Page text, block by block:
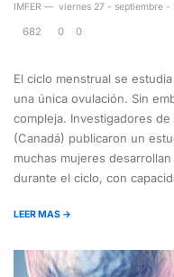
IMFER — viernes 27 - septiembre -
682 0 0
El ciclo menstrual se
una única ovulación. Sin
compleja. Investigadores
(Canadá) publicaron un
muchas mujeres
durante el ciclo, con
LEER MAS →